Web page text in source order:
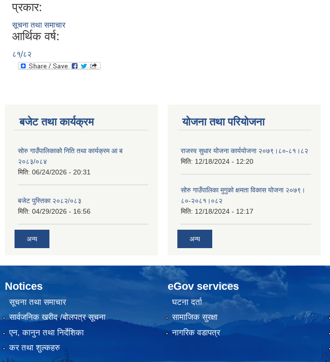
प्रकार:
सूचना तथा समाचार
आर्थिक वर्ष:
८१्/८२
बजेट तथा कार्यक्रम
सोरु गाउँपालिकाको निति तथा कार्यक्रम आ ब
२०८३/०८४
मिति: 06/24/2026 - 20:31
बजेट पुस्तिका २०८२/०८३
मिति: 04/29/2026 - 16:56
अन्य
योजना तथा परियोजना
राजस्व सुधार योजना कार्ययोजना २०७९।८०-८१।८२
मिति: 12/18/2024 - 12:20
सोरु गाउँपालिका मुगुको क्षमता विकास योजना २०७९।
८०-२०८१।०८२
मिति: 12/18/2024 - 12:17
अन्य
Notices
सूचना तथा समाचार
सार्वजनिक खरीद /बोलपत्र सूचना
एन, कानुन तथा निर्देशिका
कर तथा शुल्कहरु
eGov services
घटना दर्ता
सामाजिक सुरक्षा
नागरिक वडापत्र